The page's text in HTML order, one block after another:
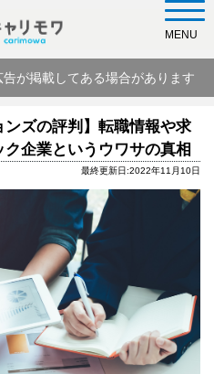
告が掲載してある場合があります
MENU
ンズの評判】転職情報や求
企業というウワサの真相
最終更新日:2022年11月10日